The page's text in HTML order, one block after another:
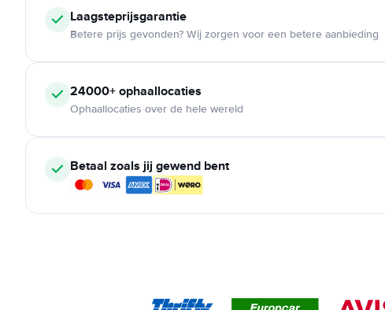
Laagsteprijsgarantie
Betere prijs gevonden? Wij zorgen voor een betere aanbieding
24000+ ophaallocaties
Ophaallocaties over de hele wereld
Betaal zoals jij gewend bent